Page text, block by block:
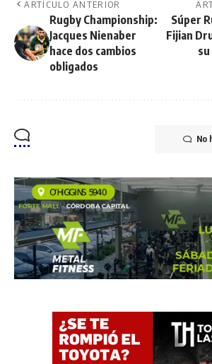
ARTÍCULO ANTERIOR
Rugby Championship:
Jacques Nienaber
hace dos cambios
obligados
Súper
Fijian
su
No